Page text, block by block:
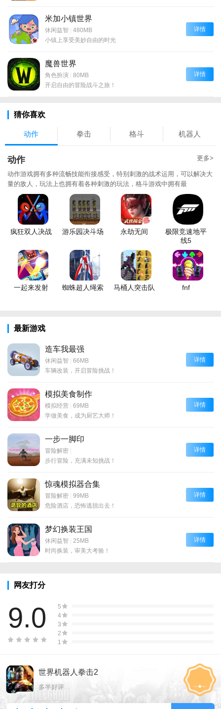
米加小镇世界
休闲益智 | 480MB
小镇上享受美妙自由的时光
详情
魔兽世界
角色扮演 | 80MB
开启自由的冒险战斗之旅！
详情
猜你喜欢
动作 拳击 格斗 机器人
动作 更多>
动作游戏拥有多种流畅技能衔接感受，特别刺激的战术运用，可以解决大
量的敌人，玩法上也拥有着各种刺激的玩法，格斗游戏中拥有最
疯狂双人决战 游乐园决斗场 永劫无间
极限竞速地平
线5
一起来发射 蜘蛛超人绳索 马桶人突击队 fnf
最新游戏
造车我最强
休闲益智 | 66MB
车辆改装，开启冒险挑战！
详情
模拟美食制作
模拟经营 | 69MB
学做美食，成为厨艺大师！
详情
一步一脚印
冒险解密 |
步行冒险，充满未知挑战！
详情
惊魂模拟器合集
冒险解密 | 99MB
危险酒店，恐怖逃脱出去！
详情
梦幻换装王国
休闲益智 | 25MB
时尚换装，审美大考验！
详情
网友打分
9.0
5
4
3
2
1
世界机器人拳击2
多半好评